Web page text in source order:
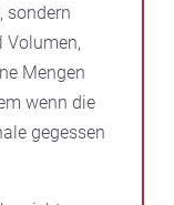
sondern
Volumen,
Mengen
wenn die
gegessen